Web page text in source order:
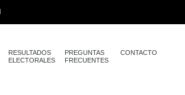
RESULTADOS
ELECTORALES
PREGUNTAS
FRECUENTES
CONTACTO